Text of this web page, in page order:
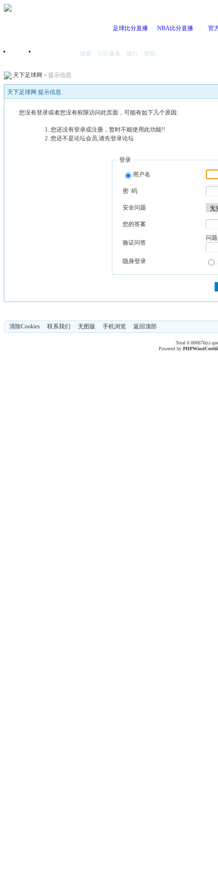
足球比分直播 NBA比分直播 官
首页 搜索 社区服务 银行 帮助
天下足球网 » 提示信息
天下足球网 提示信息
您没有登录或者您没有权限访问此页面，可能有如下几个原因:
您还没有登录或注册，暂时不能使用此功能!!
您还不是论坛会员,请先登录论坛
登录
用户名
密 码
安全问题
您的答案
验证问答
问
隐身登录
清除Cookies 联系我们 无图版 手机浏览 返回顶部
Total 0.006676(s)
Powered byPHPWind